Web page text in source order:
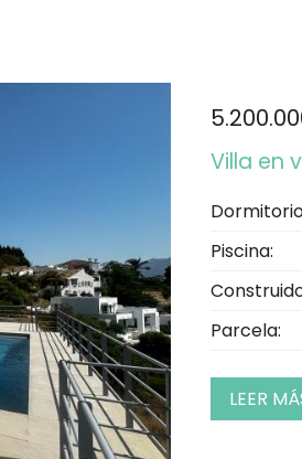
Villa en
Piscina:
Parcela:
LEER